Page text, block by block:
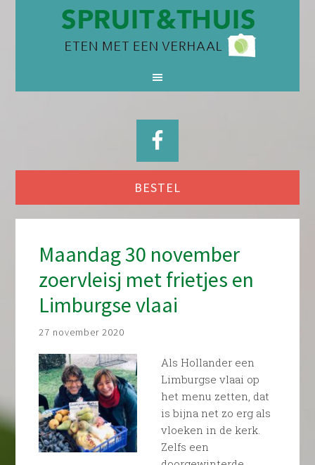
BESTEL
Maandag 30 november
zoervleisj met frietjes en
Limburgse vlaai
27 november 2020
Als Hollander een
Limburgse vlaai op
het menu zetten, dat
is bijna net zo erg als
vloeken in de kerk.
Zelfs een